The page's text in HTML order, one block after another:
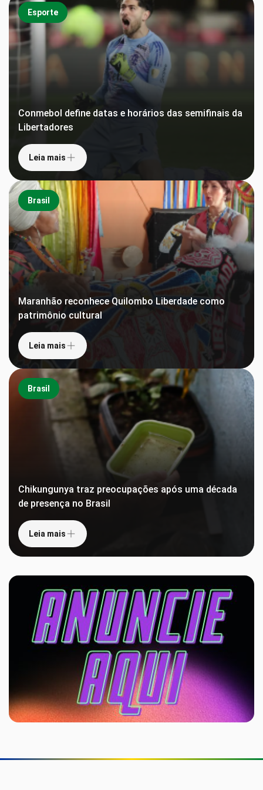
Esporte
Conmebol define datas e horários das semifinais da
Libertadores
Leia mais
Brasil
Maranhão reconhece Quilombo Liberdade como
patrimônio cultural
Leia mais
Brasil
Chikungunya traz preocupações após uma década
de presença no Brasil
Leia mais